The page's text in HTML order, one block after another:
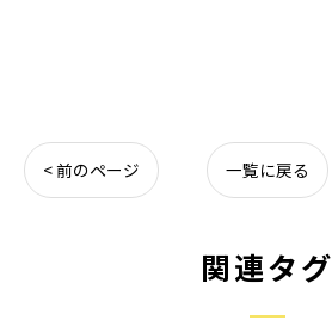
< 前のページ 一覧に戻る
関連タグ